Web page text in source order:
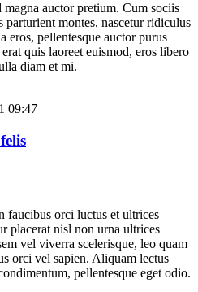
magna auctor pretium. Cum sociis
parturient montes, nascetur ridiculus
pellentesque auctor purus
quis laoreet euismod, eros libero
diam et mi.
09:47
faucibus orci luctus et ultrices
placerat nisl non urna ultrices
vel viverra scelerisque, leo quam
orci vel sapien. Aliquam lectus
pellentesque eget odio.